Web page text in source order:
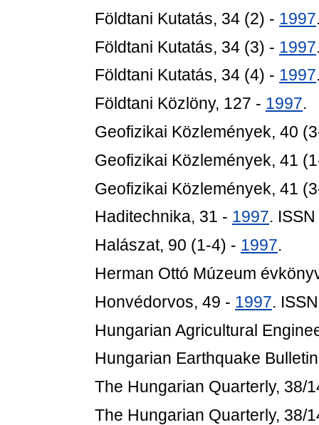
Földtani Kutatás, 34 (2) - 1997
Földtani Kutatás, 34 (3) - 1997
Földtani Kutatás, 34 (4) - 1997
Földtani Közlöny, 127 - 1997.
Geofizikai Közlemények, 40
Geofizikai Közlemények, 41
Geofizikai Közlemények, 41
Haditechnika, 31 - 1997.
Halászat, 90 (1-4) - 1997.
Herman Ottó Múzeum
Honvédorvos, 49 - 1997.
Hungarian Agricultural
Hungarian Earthquake
The Hungarian Quarterly, 38/
The Hungarian Quarterly, 38/